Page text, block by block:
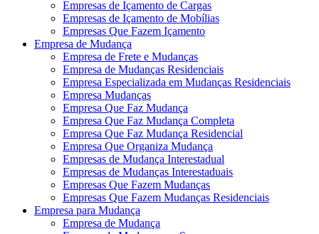
Empresas de Içamento de Cargas
Empresas de Içamento de Mobílias
Empresas Que Fazem Içamento
Empresa de Mudança
Empresa de Frete e Mudanças
Empresa de Mudanças Residenciais
Empresa Especializada em Mudanças Residenciais
Empresa Mudanças
Empresa Que Faz Mudança
Empresa Que Faz Mudança Completa
Empresa Que Faz Mudança Residencial
Empresa Que Organiza Mudança
Empresas de Mudança Interestadual
Empresas de Mudanças Interestaduais
Empresas Que Fazem Mudanças
Empresas Que Fazem Mudanças Residenciais
Empresa para Mudança
Empresa de Mudança